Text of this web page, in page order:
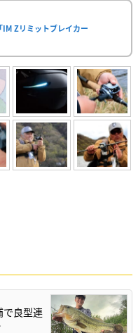
IM Zリミットブレイカー
で良型連